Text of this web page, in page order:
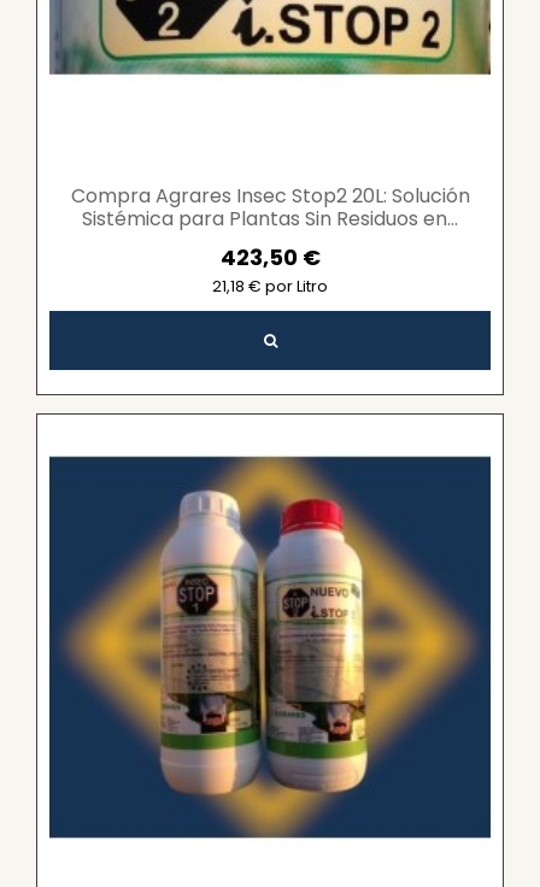
Compra Agrares Insec Stop2 20L: Solución
Sistémica para Plantas Sin Residuos en...
423,50 €
21,18 € por Litro